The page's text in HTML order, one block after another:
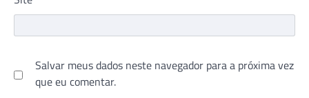
Salvar meus dados neste navegador para a próxima vez
que eu comentar.